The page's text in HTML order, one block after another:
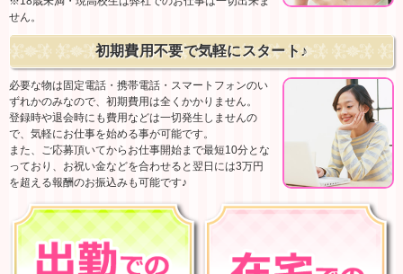
せん。
初期費用不要で気軽にスタート♪
必要な物は固定電話・携帯電話・スマートフォンのい
ずれかのみなので、初期費用は全くかかりません。
登録時や退会時にも費用などは一切発生しませんの
で、気軽にお仕事を始める事が可能です。
また、ご応募頂いてからお仕事開始まで最短10分とな
っており、お祝い金などを合わせると翌日には3万円
を超える報酬のお振込みも可能です♪